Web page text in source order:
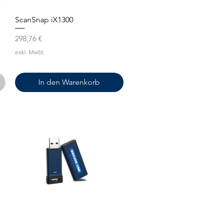
Schnellansicht
ScanSnap iX1300
Preis
298,76 €
exkl. MwSt.
In den Warenkorb